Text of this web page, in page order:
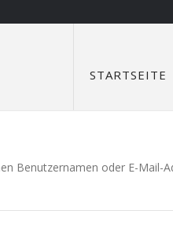
STARTSEITE
Benutzernamen oder E-